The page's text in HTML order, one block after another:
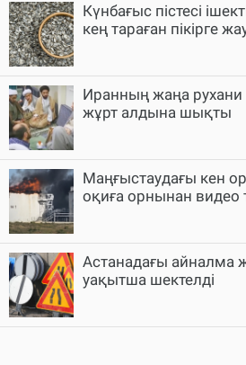
Күнбағыс пістесі
кең тараған пікірге
Иранның жаңа рухани
жұрт алдына шықты
Маңғыстаудағы кен
оқиға орнынан видео
Астанадағы айналма
уақытша шектелді